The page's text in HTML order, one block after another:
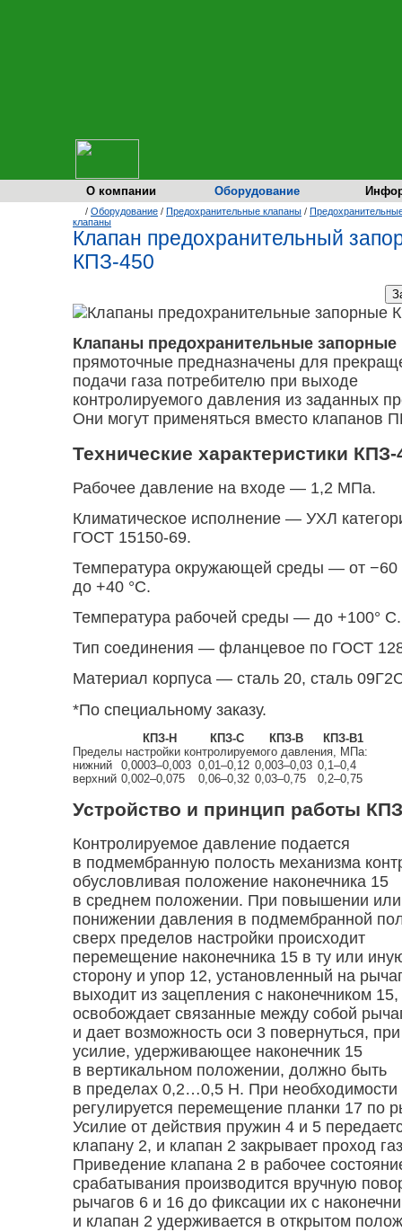
О компании Оборудование
/ Оборудование / Предохранительные клапаны /
клапаны
Клапан предохранительный
КПЗ-450
Клапаны предохранительные запорные
прямоточные предназначены для
подачи газа потребителю при выходе
контролируемого давления из заданных
Они могут применяться вместо клапанов
Технические характеристики КПЗ-
Рабочее давление на входе — 1,2 MПа.
Климатическое исполнение — УХЛ
ГОСТ 15150-69.
Температура окружающей среды — от −60
до +40 °С.
Температура рабочей среды — до +100° С.
Тип соединения — фланцевое по ГОСТ
Материал корпуса — сталь 20, сталь
*По специальному заказу.
КПЗ-Н КПЗ-С КПЗ-В
КПЗ-В1
Пределы настройки контролируемого давления, МПа:
нижний
0,0003–0,003 0,01–0,12 0,003–0,03 0,1–0,4
верхний 0,002–0,075 0,06–0,32 0,03–0,75 0,2–0,75
Устройство и принцип работы
Контролируемое давление подается
в подмембранную полость механизма
обусловливая положение наконечника 15
в среднем положении. При повышении или
понижении давления в подмембранной
сверх пределов настройки происходит
перемещение наконечника 15 в ту или
сторону и упор 12, установленный на
выходит из зацепления с наконечником 15,
освобождает связанные между собой
и дает возможность оси 3 повернуться,
усилие, удерживающее наконечник 15
в вертикальном положении, должно быть
в пределах 0,2…0,5 Н. При необходимости
регулируется перемещение планки 17 по
Усилие от действия пружин 4 и 5
клапану 2, и клапан 2 закрывает проход
Приведение клапана 2 в рабочее
срабатывания производится вручную
рычагов 6 и 16 до фиксации их с
и клапан 2 удерживается в открытом